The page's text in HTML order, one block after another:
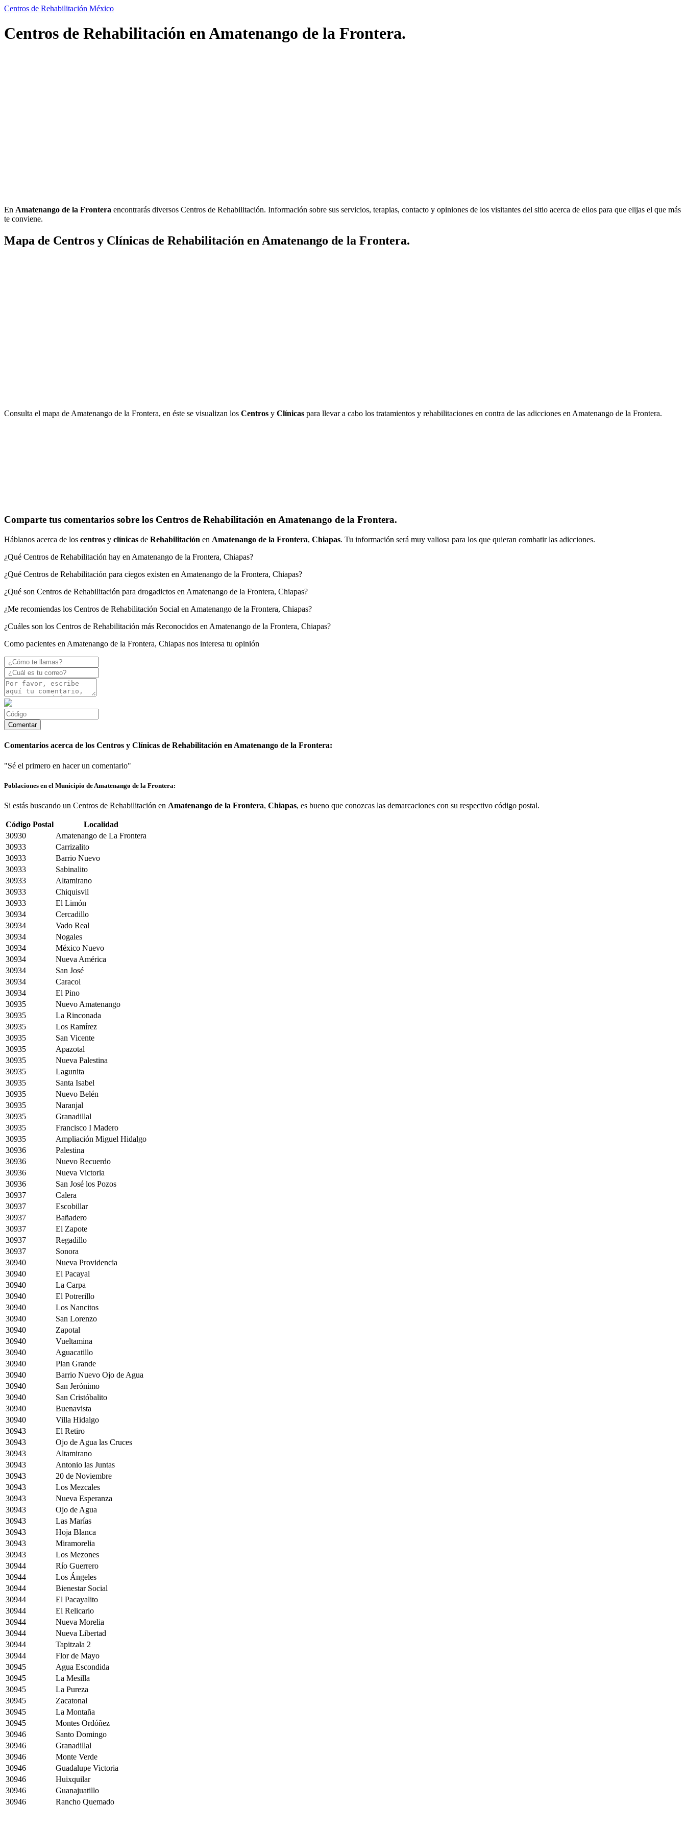
Centros de Rehabilitación México
Centros de Rehabilitación en Amatenango de la Frontera.
En Amatenango de la Frontera encontrarás diversos Centros de Rehabilitación. Información sobre sus servicios, terapias, contacto y opiniones de los visitantes del sitio acerca de ellos para que elijas el que más
te conviene.
Mapa de Centros y Clínicas de Rehabilitación en Amatenango de la Frontera.
Consulta el mapa de Amatenango de la Frontera, en éste se visualizan los Centros y Clínicas para llevar a cabo los tratamientos y rehabilitaciones en contra de las adicciones en Amatenango de la Frontera.
Comparte tus comentarios sobre los Centros de Rehabilitación en Amatenango de la Frontera.
Háblanos acerca de los centros y clínicas de Rehabilitación en Amatenango de la Frontera, Chiapas. Tu información será muy valiosa para los que quieran combatir las adicciones.
¿Qué Centros de Rehabilitación hay en Amatenango de la Frontera, Chiapas?
¿Qué Centros de Rehabilitación para ciegos existen en Amatenango de la Frontera, Chiapas?
¿Qué son Centros de Rehabilitación para drogadictos en Amatenango de la Frontera, Chiapas?
¿Me recomiendas los Centros de Rehabilitación Social en Amatenango de la Frontera, Chiapas?
¿Cuáles son los Centros de Rehabilitación más Reconocidos en Amatenango de la Frontera, Chiapas?
Como pacientes en Amatenango de la Frontera, Chiapas nos interesa tu opinión
Comentarios acerca de los Centros y Clínicas de Rehabilitación en Amatenango de la Frontera:
"Sé el primero en hacer un comentario"
Poblaciones en el Municipio de Amatenango de la Frontera:
Si estás buscando un Centros de Rehabilitación en Amatenango de la Frontera, Chiapas, es bueno que conozcas las demarcaciones con su respectivo código postal.
Código Postal
Localidad
30930
Amatenango de La Frontera
30933
Carrizalito
30933
Barrio Nuevo
30933
Sabinalito
30933
Altamirano
30933
Chiquisvil
30933
El Limón
30934
Cercadillo
30934
Vado Real
30934
Nogales
30934
México Nuevo
30934
Nueva América
30934
San José
30934
Caracol
30934
El Pino
30935
Nuevo Amatenango
30935
La Rinconada
30935
Los Ramírez
30935
San Vicente
30935
Apazotal
30935
Nueva Palestina
30935
Lagunita
30935
Santa Isabel
30935
Nuevo Belén
30935
Naranjal
30935
Granadillal
30935
Francisco I Madero
30935
Ampliación Miguel Hidalgo
30936
Palestina
30936
Nuevo Recuerdo
30936
Nueva Victoria
30936
San José los Pozos
30937
Calera
30937
Escobillar
30937
Bañadero
30937
El Zapote
30937
Regadillo
30937
Sonora
30940
Nueva Providencia
30940
El Pacayal
30940
La Carpa
30940
El Potrerillo
30940
Los Nancitos
30940
San Lorenzo
30940
Zapotal
30940
Vueltamina
30940
Aguacatillo
30940
Plan Grande
30940
Barrio Nuevo Ojo de Agua
30940
San Jerónimo
30940
San Cristóbalito
30940
Buenavista
30940
Villa Hidalgo
30943
El Retiro
30943
Ojo de Agua las Cruces
30943
Altamirano
30943
Antonio las Juntas
30943
20 de Noviembre
30943
Los Mezcales
30943
Nueva Esperanza
30943
Ojo de Agua
30943
Las Marías
30943
Hoja Blanca
30943
Miramorelia
30943
Los Mezones
30944
Río Guerrero
30944
Los Ángeles
30944
Bienestar Social
30944
El Pacayalito
30944
El Relicario
30944
Nueva Morelia
30944
Nueva Libertad
30944
Tapitzala 2
30944
Flor de Mayo
30945
Agua Escondida
30945
La Mesilla
30945
La Pureza
30945
Zacatonal
30945
La Montaña
30945
Montes Ordóñez
30946
Santo Domingo
30946
Granadillal
30946
Monte Verde
30946
Guadalupe Victoria
30946
Huixquilar
30946
Guanajuatillo
30946
Rancho Quemado